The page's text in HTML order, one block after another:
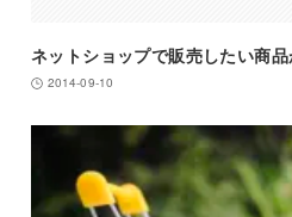
ネットショップで販売したい商
2014-09-10